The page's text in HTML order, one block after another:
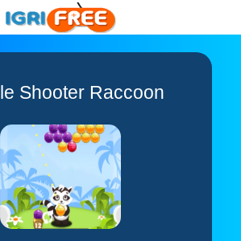
Shooter Raccoon